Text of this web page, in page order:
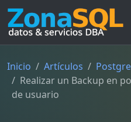
Inicio Artículos
Realizar un Backup en
de usuario